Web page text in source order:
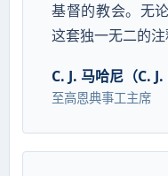
基督的教会。无
这套独一无二的注
C. J. 马哈尼（C.
至高恩典事工主席